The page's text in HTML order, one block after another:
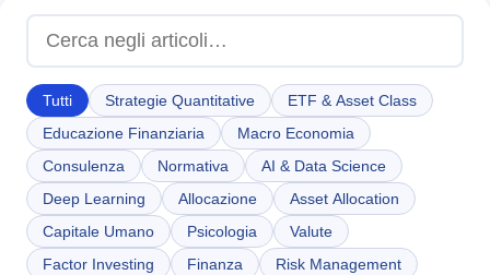
Chi Siamo
IT EN
Tutti Strategie Quantitative
ETF & Asset Class
Educazione Finanziaria
Macro Economia
Consulenza
Normativa
AI & Data Science
Deep Learning
Allocazione
Asset Allocation
Capitale Umano
Psicologia
Valute
Factor Investing
Finanza
Risk Management